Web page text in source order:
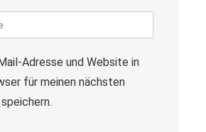
Adresse und Website in
für meinen nächsten